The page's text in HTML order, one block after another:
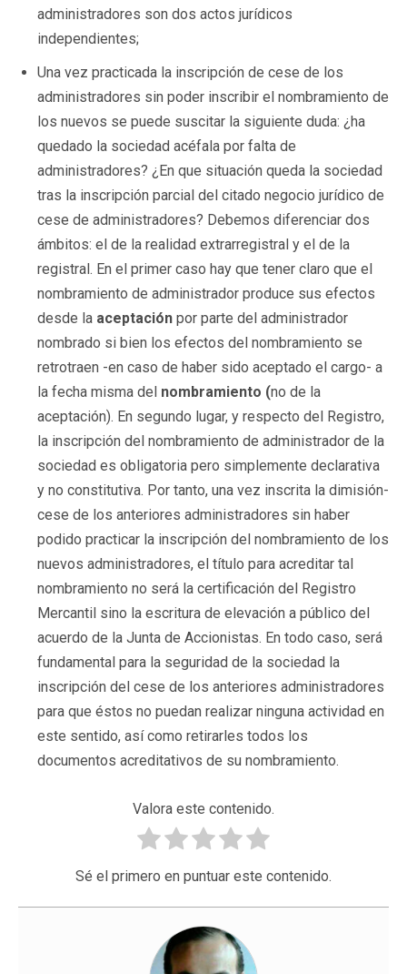
administradores son dos actos jurídicos
independientes;
Una vez practicada la inscripción de cese de los
administradores sin poder inscribir el nombramiento de
los nuevos se puede suscitar la siguiente duda: ¿ha
quedado la sociedad acéfala por falta de
administradores? ¿En que situación queda la sociedad
tras la inscripción parcial del citado negocio jurídico de
cese de administradores? Debemos diferenciar dos
ámbitos: el de la realidad extrarregistral y el de la
registral. En el primer caso hay que tener claro que el
nombramiento de administrador produce sus efectos
desde la aceptación por parte del administrador
nombrado si bien los efectos del nombramiento se
retrotraen -en caso de haber sido aceptado el cargo- a
la fecha misma del nombramiento (no de la
aceptación). En segundo lugar, y respecto del Registro,
la inscripción del nombramiento de administrador de la
sociedad es obligatoria pero simplemente declarativa
y no constitutiva. Por tanto, una vez inscrita la dimisión-
cese de los anteriores administradores sin haber
podido practicar la inscripción del nombramiento de los
nuevos administradores, el título para acreditar tal
nombramiento no será la certificación del Registro
Mercantil sino la escritura de elevación a público del
acuerdo de la Junta de Accionistas. En todo caso, será
fundamental para la seguridad de la sociedad la
inscripción del cese de los anteriores administradores
para que éstos no puedan realizar ninguna actividad en
este sentido, así como retirarles todos los
documentos acreditativos de su nombramiento.
Valora este contenido.
Sé el primero en puntuar este contenido.